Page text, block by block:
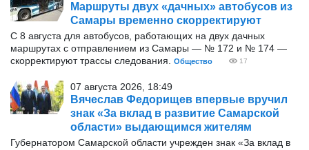
Маршруты двух «дачных» автобусов из
Самары временно скорректируют
С 8 августа для автобусов, работающих на двух дачных
маршрутах с отправлением из Самары — № 172 и № 174 —
скорректируют трассы следования.
Общество 17
07 августа 2026, 18:49
Вячеслав Федорищев впервые вручил
знак «За вклад в развитие Самарской
области» выдающимся жителям
Губернатором Самарской области учрежден знак «За вклад в